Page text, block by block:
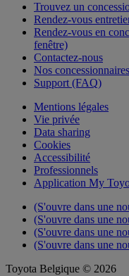
Trouvez un
Rendez-vous
Rendez-vous en
fenêtre)
Contactez-nous
Nos concessionnaires
Support (FAQ)
Mentions légales
Vie privée
Data sharing
Cookies
Accessibilité
Professionnels
Application My
(S'ouvre dans une
(S'ouvre dans une
(S'ouvre dans une
(S'ouvre dans une
Toyota Belgique © 2026